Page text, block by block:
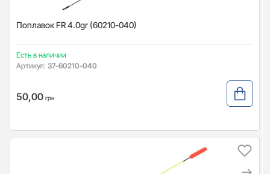
Поплавок FR 4.0gr (60210-040)
Есть в наличии
Артикул: 37-60210-040
50,00 грн